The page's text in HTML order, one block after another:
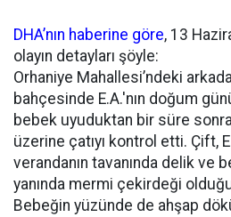
DHA’nın haberine göre, 13
olayın detayları şöyle:
Orhaniye Mahallesi’ndeki
bahçesinde E.A.'nın doğum
bebek uyuduktan bir süre
üzerine çatıyı kontrol etti. Çift,
verandanın tavanında delik ve
yanında mermi çekirdeği
Bebeğin yüzünde de ahşap